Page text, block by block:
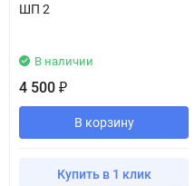
ШП 2
В наличии
4 500 ₽
В корзину
Купить в 1 клик